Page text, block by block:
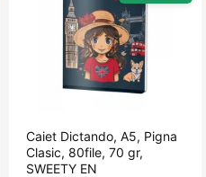
Caiet Dictando, A5, Pigna
Clasic, 80file, 70 gr,
SWEETY EN